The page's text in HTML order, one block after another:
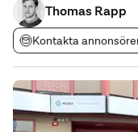
Thomas Rapp
Kontakta